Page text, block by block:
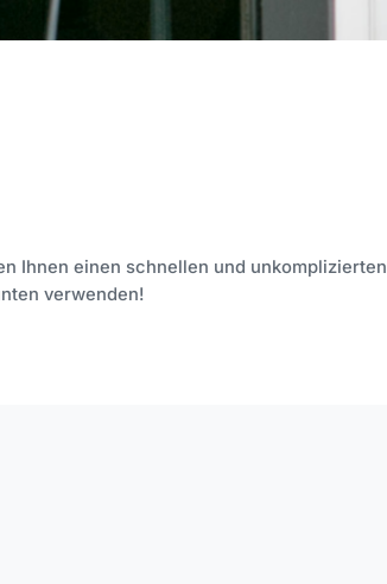
Ihnen einen schnellen und unkomplizierten
verwenden!